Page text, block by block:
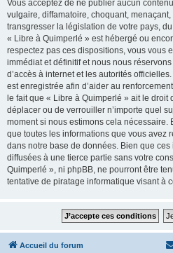
Vous acceptez de ne publier aucun
vulgaire, diffamatoire, choquant,
transgresser la législation de votre pays,
« Libre à Quimperlé » est hébergé ou
respectez pas ces dispositions, vous vous
immédiat et définitif et nous nous
d’accès à internet et les autorités
est enregistrée afin d’aider au
le fait que « Libre à Quimperlé » ait le droit
déplacer ou de verrouiller n’importe quel
moment si nous estimons cela nécessaire.
que toutes les informations que vous avez
dans notre base de données. Bien que
diffusées à une tierce partie sans votre
Quimperlé », ni phpBB, ne pourront être
tentative de piratage informatique visant à
Accueil du forum